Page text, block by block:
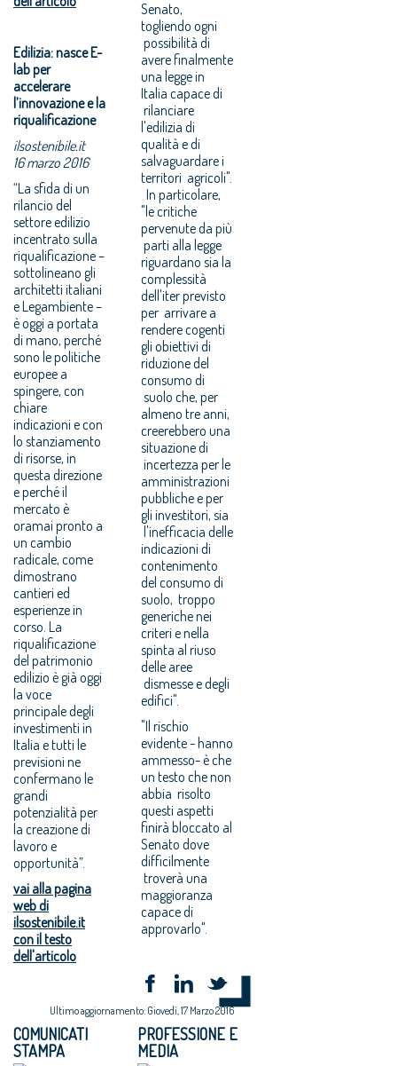
Edilizia: nasce E-
lab per
accelerare
l’innovazione e la
riqualificazione
ilsostenibile.it
16 marzo 2016
“La sfida di un
rilancio del
settore edilizio
incentrato sulla
riqualificazione –
sottolineano gli
architetti italiani
e Legambiente –
è oggi a portata
di mano, perché
sono le politiche
europee a
spingere, con
chiare
indicazioni e con
lo stanziamento
di risorse, in
questa direzione
e perché il
mercato è
oramai pronto a
un cambio
radicale, come
dimostrano
cantieri ed
esperienze in
corso. La
riqualificazione
del patrimonio
edilizio è già oggi
la voce
principale degli
investimenti in
Italia e tutti le
previsioni ne
confermano le
grandi
potenzialità per
la creazione di
lavoro e
opportunità”.
vai alla pagina
web di
ilsostenibile.it
con il testo
dell'articolo
Senato,
togliendo ogni
possibilità di
avere finalmente
una legge in
Italia capace di
rilanciare
l'edilizia di
qualità e di
salvaguardare i
territori agricoli".
In particolare,
"le critiche
pervenute da più
parti alla legge
riguardano sia la
complessità
dell'iter previsto
per arrivare a
rendere cogenti
gli obiettivi di
riduzione del
consumo di
suolo che, per
almeno tre anni,
creerebbero una
situazione di
incertezza per le
amministrazioni
pubbliche e per
gli investitori, sia
l'inefficacia delle
indicazioni di
contenimento
del consumo di
suolo, troppo
generiche nei
criteri e nella
spinta al riuso
delle aree
dismesse e degli
edifici".
"Il rischio
evidente - hanno
ammesso- è che
un testo che non
abbia risolto
questi aspetti
finirà bloccato al
Senato dove
difficilmente
troverà una
maggioranza
capace di
approvarlo".
Ultimo aggiornamento: Giovedì, 17 Marzo 2016
COMUNICATI
STAMPA
PROFESSIONE E
MEDIA